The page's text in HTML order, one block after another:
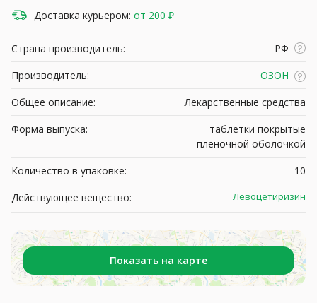
Доставка курьером: от 200 ₽
Страна производитель:
РФ
Производитель:
ОЗОН
Общее описание:
Лекарственные средства
Форма выпуска:
таблетки покрытые
пленочной оболочкой
Количество в упаковке:
10
Действующее вещество:
Левоцетиризин
Показать на карте